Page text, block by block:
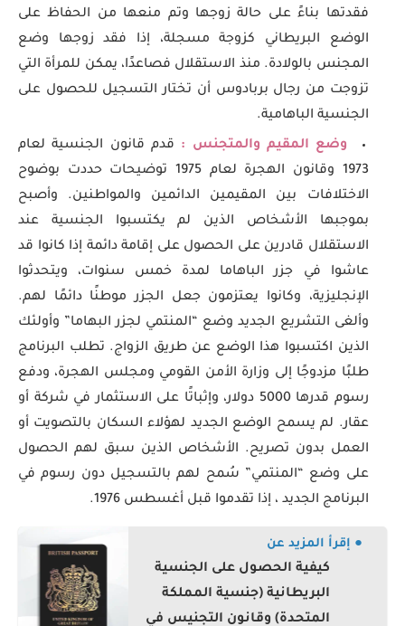
فقدتها بناءً على حالة زوجها وتم منعها من الحفاظ على
الوضع البريطاني كزوجة مسجلة، إذا فقد زوجها وضع
المجنس بالولادة. منذ الاستقلال فصاعدًا، يمكن للمرأة التي
تزوجت من رجال بربادوس أن تختار التسجيل للحصول على
الجنسية الباهامية.
وضع المقيم والمتجنس : قدم قانون الجنسية لعام
1973 وقانون الهجرة لعام 1975 توضيحات حددت بوضوح
الاختلافات بين المقيمين الدائمين والمواطنين. وأصبح
بموجبها الأشخاص الذين لم يكتسبوا الجنسية عند
الاستقلال قادرين على الحصول على إقامة دائمة إذا كانوا قد
عاشوا في جزر الباهاما لمدة خمس سنوات، ويتحدثوا
الإنجليزية، وكانوا يعتزمون جعل الجزر موطنًا دائمًا لهم.
وألغى التشريع الجديد وضع “المنتمي لجزر البهاما” وأولئك
الذين اكتسبوا هذا الوضع عن طريق الزواج. تطلب البرنامج
طلبًا مزدوجًا إلى وزارة الأمن القومي ومجلس الهجرة، ودفع
رسوم قدرها 5000 دولار، وإثباتًا على الاستثمار في شركة أو
عقار. لم يسمح الوضع الجديد لهؤلاء السكان بالتصويت أو
العمل بدون تصريح. الأشخاص الذين سبق لهم الحصول
على وضع “المنتمي” سُمح لهم بالتسجيل دون رسوم في
البرنامج الجديد ، إذا تقدموا قبل أغسطس 1976.
● إقرأ المزيد عن
كيفية الحصول على الجنسية
البريطانية (جنسية المملكة
المتحدة) وقانون التجنيس في